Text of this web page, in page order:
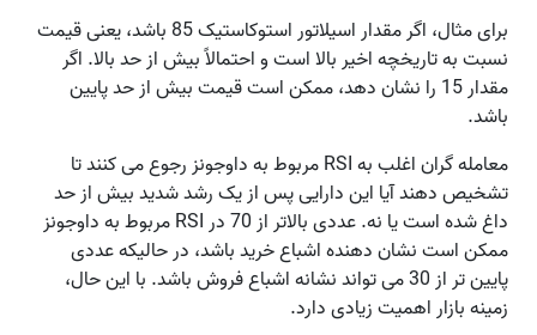
برای مثال، اگر مقدار اسیلاتور استوکاستیک 85 باشد، یعنی قیمت
نسبت به تاریخچه اخیر بالا است و احتمالاً بیش از حد بالا. اگر
مقدار 15 را نشان دهد، ممکن است قیمت بیش از حد پایین
باشد.
معامله گران اغلب به RSI مربوط به داوجونز رجوع می کنند تا
تشخیص دهند آیا این دارایی پس از یک رشد شدید بیش از حد
داغ شده است یا نه. عددی بالاتر از 70 در RSI مربوط به داوجونز
ممکن است نشان دهنده اشباع خرید باشد، در حالیکه عددی
پایین تر از 30 می تواند نشانه اشباع فروش باشد. با این حال،
زمینه بازار اهمیت زیادی دارد.